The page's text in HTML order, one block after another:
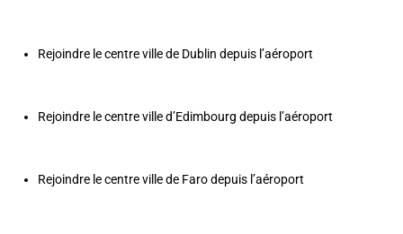
Rejoindre le centre ville de Dublin depuis l’aéroport
Rejoindre le centre ville d’Edimbourg depuis l’aéroport
Rejoindre le centre ville de Faro depuis l’aéroport